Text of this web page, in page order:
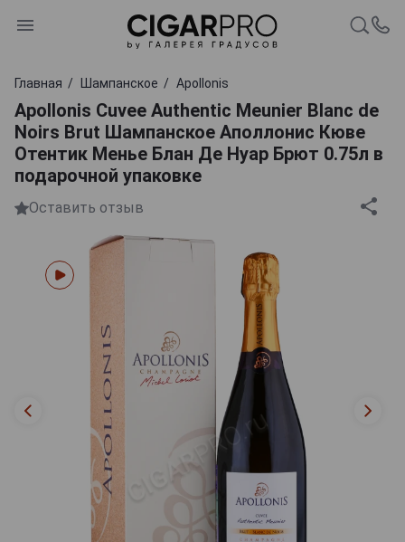
Главная Шампанское Apollonis
Apollonis Cuvee Authentic Meunier Blanc de
Noirs Brut Шампанское Аполлонис Кюве
Отентик Менье Блан Де Нуар Брют 0.75л в
подарочной упаковке
Оставить отзыв